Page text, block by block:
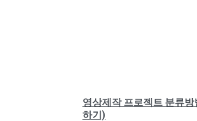
영상제작 프로젝트 분류
하기)